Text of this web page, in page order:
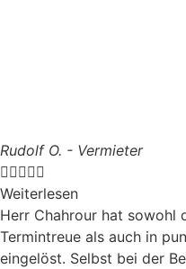
Rudolf O. - Vermieter

Weiterlesen
Herr Chahrour hat sowohl
Termintreue als auch in
eingelöst. Selbst bei der